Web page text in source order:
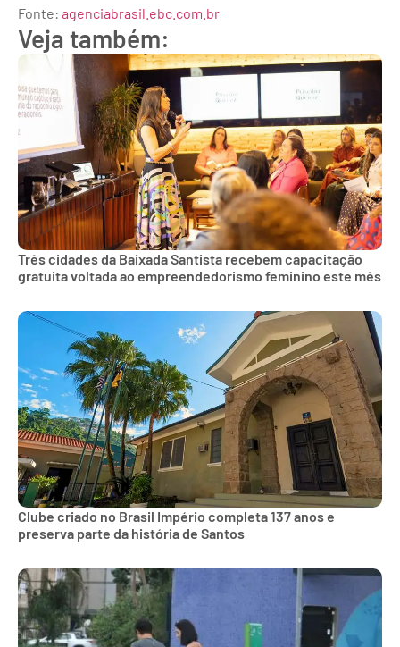
Fonte: agenciabrasil.ebc.com.br
Veja também:
Três cidades da Baixada Santista recebem capacitação
gratuita voltada ao empreendedorismo feminino este mês
Clube criado no Brasil Império completa 137 anos e
preserva parte da história de Santos